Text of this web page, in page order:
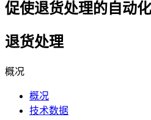
促使退货处理的自动
退货处理
概况
概况
技术数据